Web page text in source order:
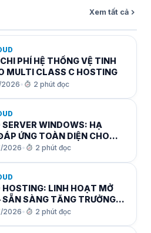
Xem tất cả
PHÍ HỆ THỐNG VỆ TINH
MULTI CLASS C HOSTING
2026• 2 phút đọc
SERVER WINDOWS: HẠ
ỨNG TOÀN DIỆN CHO
DỤNG DOANH NGHIỆP
2026• 2 phút đọc
HOSTING: LINH HOẠT MỞ
SẴN SÀNG TĂNG TRƯỞNG
NGHIỆP!
2026• 2 phút đọc